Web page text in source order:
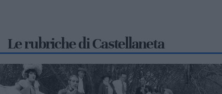
Le rubriche di Castellaneta